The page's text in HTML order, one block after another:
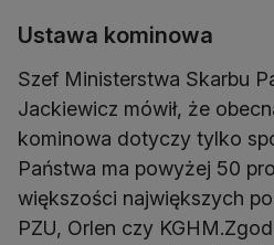
Ustawa kominowa
Szef Ministerstwa Skarbu
Jackiewicz mówił, że
kominowa dotyczy tylko
Państwa ma powyżej 50
większości największych
PZU, Orlen czy